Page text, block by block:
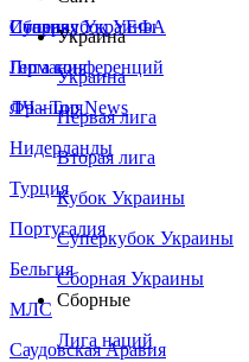
Сборная Украины
Италия
Германия
Франция
Нидерланды
Турция
Португалия
Бельгия
МЛС
Саудовская Аравия
Суперкубок УЕФА
Лига конференций
ЛЧ - Top News
Украина
Украина
Первая лига
Вторая лига
Кубок Украины
Суперкубок Украины
Сборная Украины
Сборные
Лига наций